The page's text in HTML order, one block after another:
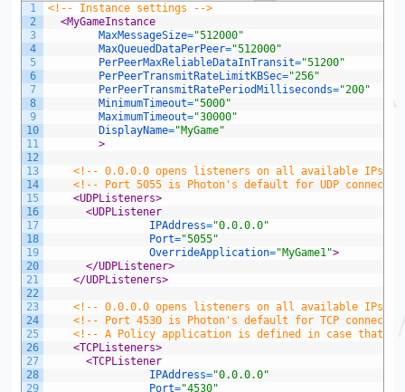
1
2
3
4
5
6
7
8
9
10
11
12
13
14
15
16
17
18
19
20
21
22
23
24
25
26
27
28
29
<!-- Instance settings -->
<MyGameInstance
MaxMessageSize="512000"
MaxQueuedDataPerPeer="512000"
PerPeerMaxReliableDataInTransit="51200"
PerPeerTransmitRateLimitKBSec="256"
PerPeerTransmitRatePeriodMilliseconds="200"
MinimumTimeout="5000"
MaximumTimeout="30000"
DisplayName="MyGame"
>
<!-- 0.0.0.0 opens listeners on all available IPs.
<!-- Port 5055 is Photon's default for UDP
<UDPListeners>
<UDPListener
IPAddress="0.0.0.0"
Port="5055"
OverrideApplication="MyGame1">
</UDPListener>
</UDPListeners>
<!-- 0.0.0.0 opens listeners on all available IPs.
<!-- Port 4530 is Photon's default for TCP
<!-- A Policy application is defined in case that
<TCPListeners>
<TCPListener
IPAddress="0.0.0.0"
Port="4530"